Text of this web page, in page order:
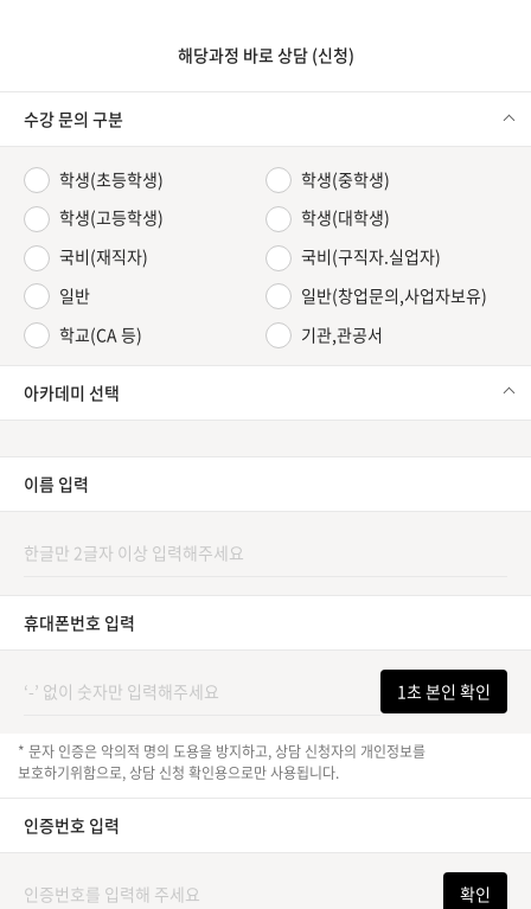
해당과정 바로 상담 (신청)
수강 문의 구분
학생(초등학생)
학생(중학생)
학생(고등학생)
학생(대학생)
국비(재직자)
국비(구직자.실업자)
일반
일반(창업문의,사업자보유)
학교(CA 등)
기관,관공서
아카데미 선택
이름 입력
휴대폰번호 입력
1초 본인 확인
* 문자 인증은 악의적 명의 도용을 방지하고, 상담 신청자의 개인정보를
보호하기위함으로, 상담 신청 확인용으로만 사용됩니다.
인증번호 입력
확인